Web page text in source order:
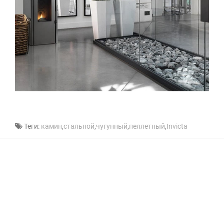
Теги: камин,стальной,чугунный,пеллетный,Invicta